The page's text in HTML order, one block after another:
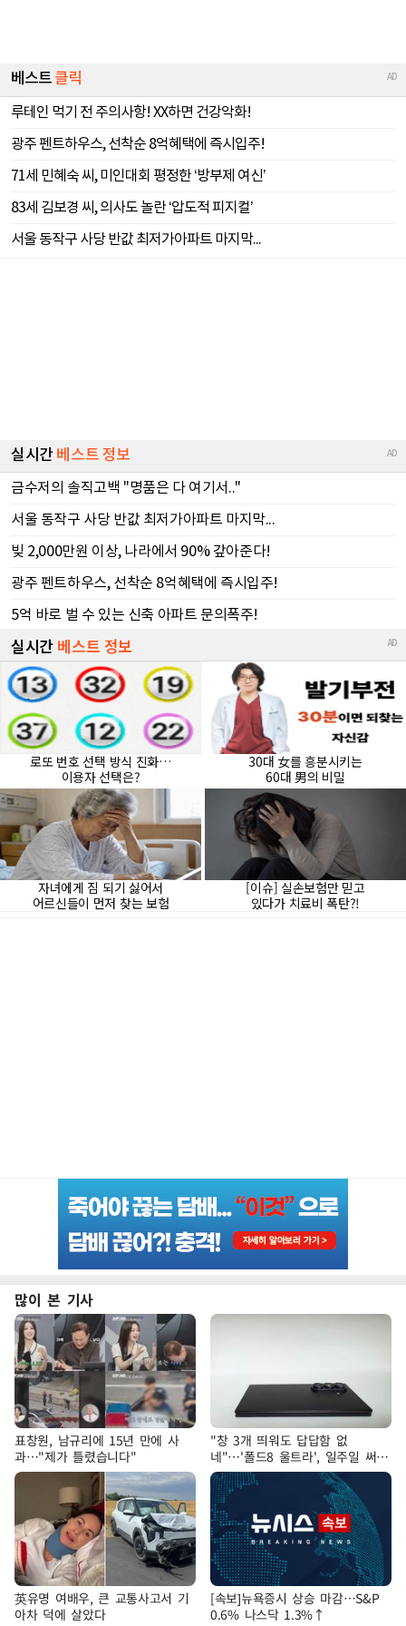
많이 본 기사
표창원, 남규리에 15년 만에 사
과…"제가 틀렸습니다"
"창 3개 띄워도 답답함 없
네"…'폴드8 울트라', 일주일 써보
니
英유명 여배우, 큰 교통사고서 기
아차 덕에 살았다
[속보]뉴욕증시 상승 마감…S&P
0.6% 나스닥 1.3%↑